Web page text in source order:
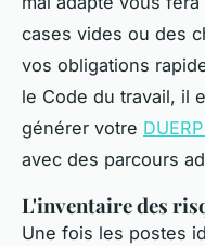
cases vides ou des
vos obligations
le Code du travail, il
générer votre
avec des parcours
L'inventaire des
Une fois les postes